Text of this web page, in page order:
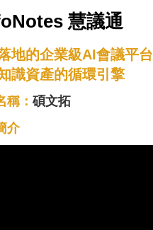
慧議通
地的企業級AI會議平台
識資產的循環引擎
稱：碩文拓
介